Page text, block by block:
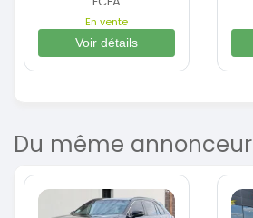
En vente
Voir détails
Du même annonceur